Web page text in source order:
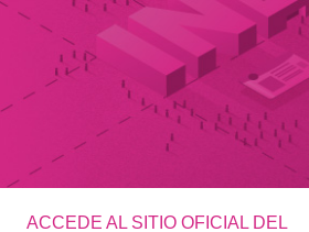
ACCEDE AL SITIO OFICIAL DEL